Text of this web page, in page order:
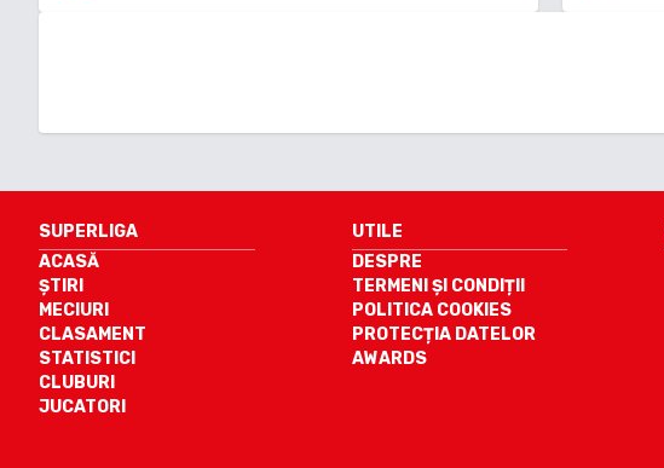
SUPERLIGA
ACASĂ
ȘTIRI
MECIURI
CLASAMENT
STATISTICI
CLUBURI
JUCATORI
UTILE
DESPRE
TERMENI ȘI CONDIȚII
POLITICA COOKIES
PROTECȚIA DATELOR
AWARDS